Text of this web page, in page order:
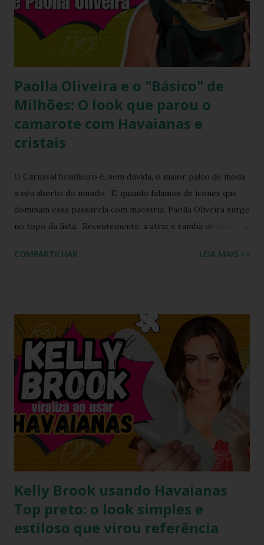
acessório de moda contemporâneo, sem perder a essência
da versatilidade que consagrou o formato clássico. É a
união perfeita entre a tradição nordestina e a modernidade
urbana que o seu guarda-ro...
Paolla Oliveira e o "Básico" de
Milhões: O look que parou o
camarote com Havaianas e
cristais
O Carnaval brasileiro é, sem dúvida, o maior palco de moda
a céu aberto do mundo. E, quando falamos de ícones que
dominam essa passarela com maestria, Paolla Oliveira surge
no topo da lista. Recentemente, a atriz e rainha de bateria
preparação para o Camarote Havaianas , na Sapucaí. Com o
matéria, mergulhamos nos detalhes técnicos e estéticos do
look, com foco especial no calçado que desafiou as leis da
gravidade e da moda: o salto plataforma construído com
Havaianas . A ironia da "Basiquinha": O figurino de joias
Antes de chegarmos aos pés, precisamos falar sobre a
armadura de brilho que Paolla ostentou. O conjunto,
composto por um top e uma minissaia, não era apenas
"bordado", mas sim uma escultura de pedrarias
multicoloridas . ...
COMPARTILHAR LEIA MAIS >>
Kelly Brook usando Havaianas
Top preto: o look simples e
estiloso que virou referência